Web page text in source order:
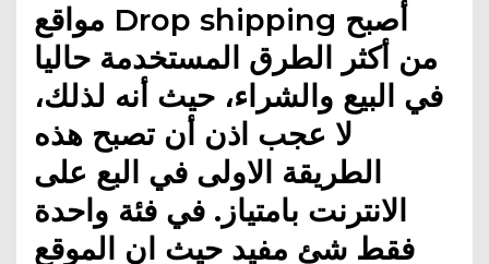
مواقع Drop shipping أصبح
من أكثر الطرق المستخدمة حاليا
في البيع والشراء، حيث أنه لذلك،
لا عجب اذن أن تصبح هذه
الطريقة الاولى في البع على
الانترنت بامتياز. في فئة واحدة
فقط شئ مفيد حيث ان الموقع